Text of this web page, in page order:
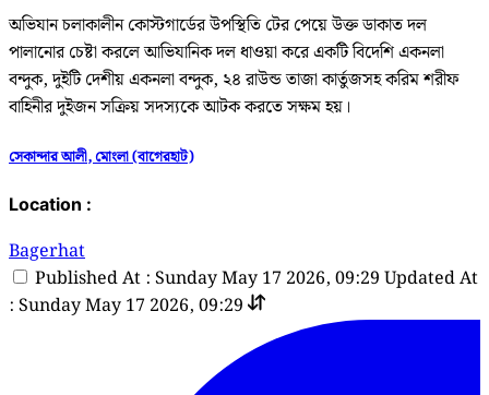
অভিযান চলাকালীন কোস্টগার্ডের উপস্থিতি টের পেয়ে উক্ত ডাকাত দল
পালানোর চেষ্টা করলে আভিযানিক দল ধাওয়া করে একটি বিদেশি একনলা
বন্দুক, দুইটি দেশীয় একনলা বন্দুক, ২৪ রাউন্ড তাজা কার্তুজসহ করিম শরীফ
বাহিনীর দুইজন সক্রিয় সদস্যকে আটক করতে সক্ষম হয়।
সেকান্দার আলী, মোংলা (বাগেরহাট)
Location :
Bagerhat
Published At : Sunday May 17 2026, 09:29 Updated At
: Sunday May 17 2026, 09:29